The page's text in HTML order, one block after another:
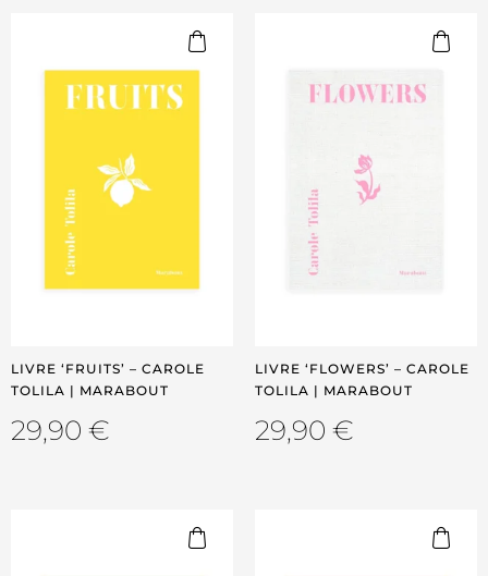
LIVRE ‘FRUITS’ – CAROLE
TOLILA | MARABOUT
29,90 €
LIVRE ‘FLOWERS’ – CAROLE
TOLILA | MARABOUT
29,90 €